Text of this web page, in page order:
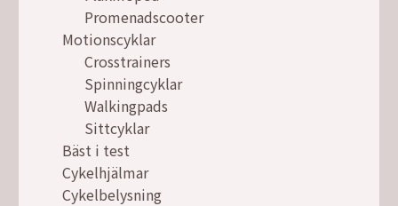
Promenadscooter
Motionscyklar
Crosstrainers
Spinningcyklar
Walkingpads
Sittcyklar
Bäst i test
Cykelhjälmar
Cykelbelysning